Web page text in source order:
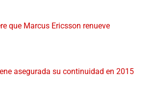
que Marcus Ericsson renueve
asegurada su continuidad en 2015